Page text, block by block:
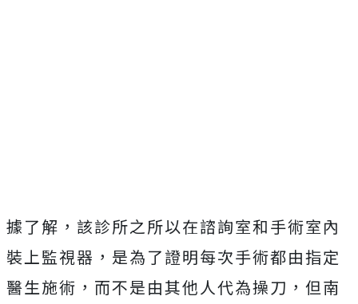
據了解，該診所之所以在諮詢室和手術室內
裝上監視器，是為了證明每次手術都由指定
醫生施術，而不是由其他人代為操刀，但南